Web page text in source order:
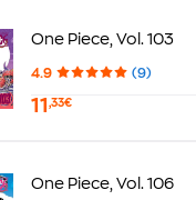
One Piece, Vol. 103
4.9 (9)
11 ,33€
One Piece, Vol. 106